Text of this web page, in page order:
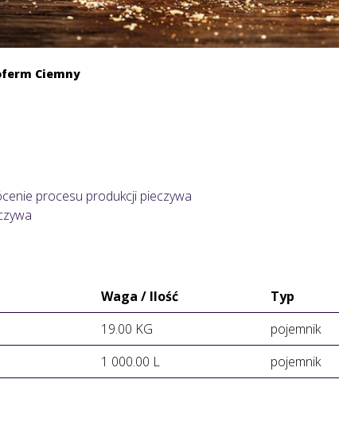
Ciemny
procesu produkcji pieczywa
Waga / Ilość
Typ
19.00 KG
pojemnik
1 000.00 L pojemnik